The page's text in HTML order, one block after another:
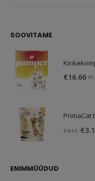
SOOVITAME
€16.66
PrimaCat
€4.13 €
ENIMMÜÜDUD